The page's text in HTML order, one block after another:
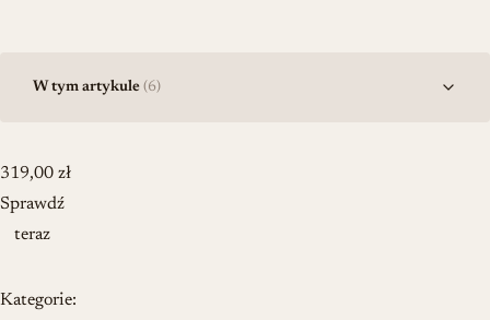
W tym artykule (6)
319,00 zł
Sprawdź
teraz
Kategorie: